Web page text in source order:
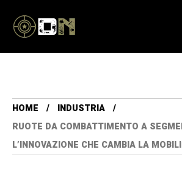
HOME
INDUSTRIA
RUOTE DA COMBATTIMENTO A
L’INNOVAZIONE CHE CAMBIA LA